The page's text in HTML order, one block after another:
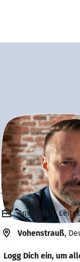
Sven
Angestellt,
Vohenstrauß,
Logg Dich ein, um